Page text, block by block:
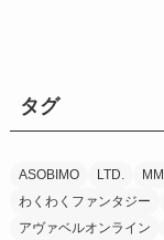
タグ
ASOBIMO LTD.
わくわくファンタジー
アヴァベルオンライン